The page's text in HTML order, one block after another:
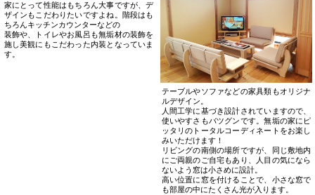
家にとって性能はもちろん大事ですが、デ
ザインもこだわりたいですよね。階段はも
ちろんキッチンカウンターなどの
装飾や、トイレやお風呂も無垢材の装飾を
施し美観にもこだわった内装となっていま
す。
テーブルやソファなどの家具類もオリジナ
ルデザイン。
人間工学に基づき設計されていますので、
使いやすさもバツグンです。無垢の家にピ
ッタリのトータルコーディネートをお楽し
みいただけます！
リビングの南側の場所ですが、同じ敷地内
にご両親のご自宅もあり、人目の気になら
ないよう窓は小さめに設計。
高い位置に窓を付けることで、小さな窓で
も部屋の中にたくさん光が入ります。